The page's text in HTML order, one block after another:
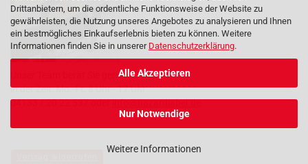
Drittanbietern, um die ordentliche Funktionsweise der Website zu
gewährleisten, die Nutzung unseres Angebotes zu analysieren und Ihnen
ein bestmögliches Einkaufserlebnis bieten zu können. Weitere
Informationen finden Sie in unserer Datenschutzerklärung.
Alle Akzeptieren
Nur Notwendige
Weitere Informationen
Unser Team berät Sie gern
in der Zeit: Mo.-Fr. 8 Uhr - 17 Uhr
04133 / 20 22 537 oderinfo@hazardlabel.de